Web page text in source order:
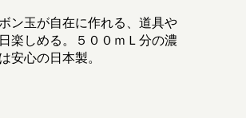
ン玉が自在に作れる、道具や
楽しめる。５００ｍＬ分の濃
安心の日本製。